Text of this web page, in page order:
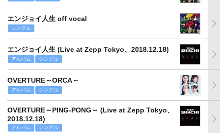
エンジョイ人生 off vocal
シングル
エンジョイ人生 (Live at Zepp Tokyo、2018.12.18)
アルバム シングル
OVERTURE～ORCA～
アルバム シングル
OVERTURE～PING-PONG～ (Live at Zepp Tokyo、
2018.12.18)
アルバム シングル